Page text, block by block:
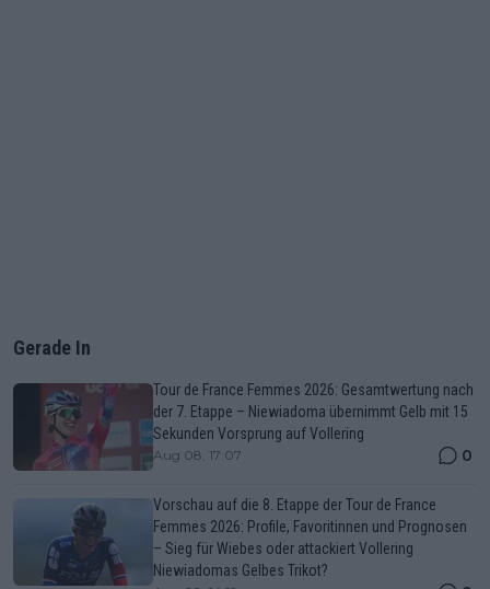
Gerade In
Tour de France Femmes 2026: Gesamtwertung nach
der 7. Etappe – Niewiadoma übernimmt Gelb mit 15
Sekunden Vorsprung auf Vollering
Aug 08, 17:07 0
Vorschau auf die 8. Etappe der Tour de France
Femmes 2026: Profile, Favoritinnen und Prognosen
– Sieg für Wiebes oder attackiert Vollering
Niewiadomas Gelbes Trikot?